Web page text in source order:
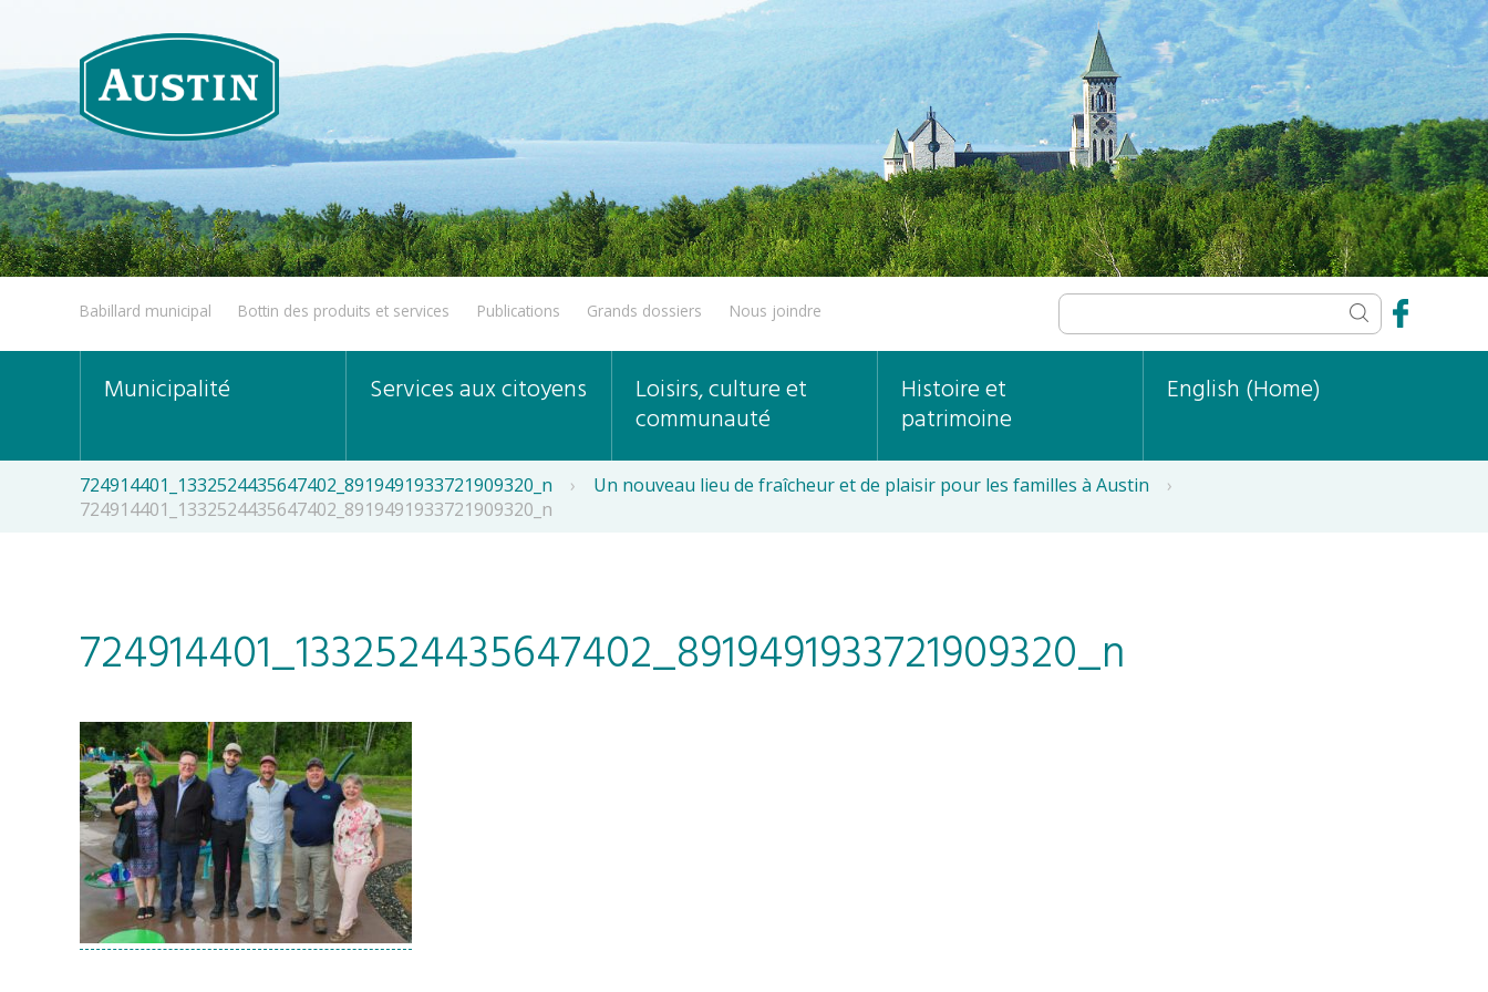
Babillard municipal Bottin des produits et services Publications Grands dossiers Nous joindre
Municipalité Services aux citoyens Loisirs, culture et
communauté
Histoire et
patrimoine
English (Home)
724914401_1332524435647402_8919491933721909320_n › Un nouveau lieu de fraîcheur et de plaisir pour les familles à Austin
›
724914401_1332524435647402_8919491933721909320_n
724914401_1332524435647402_8919491933721909320_n